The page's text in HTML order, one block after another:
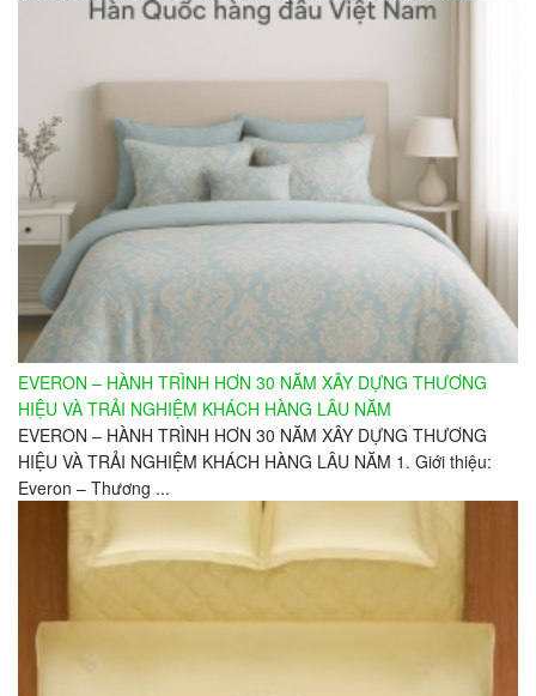
EVERON – HÀNH TRÌNH HƠN 30 NĂM XÂY DỰNG THƯƠNG
HIỆU VÀ TRẢI NGHIỆM KHÁCH HÀNG LÂU NĂM
EVERON – HÀNH TRÌNH HƠN 30 NĂM XÂY DỰNG THƯƠNG
HIỆU VÀ TRẢI NGHIỆM KHÁCH HÀNG LÂU NĂM 1. Giới thiệu:
Everon – Thương ...